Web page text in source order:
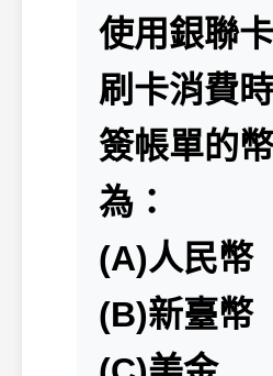
使用銀聯
刷卡消費
簽帳單的
為：
(A)人民
(B)新臺幣